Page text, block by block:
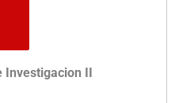
Investigacion II